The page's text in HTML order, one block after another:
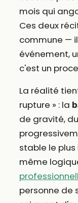
mois qui
Ces deux
commune —
événement,
c'est un
La réalité
rupture » : la
de gravité,
stable le
même
personne de